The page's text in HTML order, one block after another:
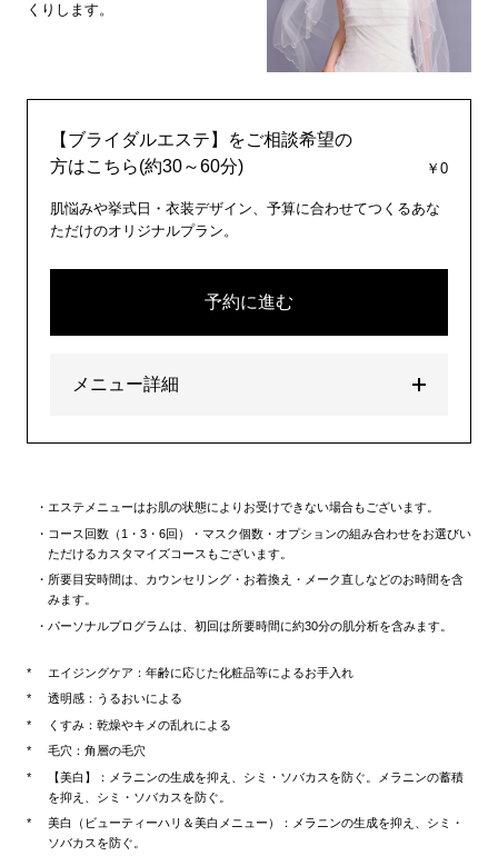
くりします。
【ブライダルエステ】をご相談希望の
方はこちら(約30～60分)
￥0
肌悩みや挙式日・衣装デザイン、予算に合わせてつくるあな
ただけのオリジナルプラン。
予約に進む
メニュー詳細
エステメニューはお肌の状態によりお受けできない場合もございます。
コース回数（1・3・6回）・マスク個数・オプションの組み合わせをお選びい
ただけるカスタマイズコースもございます。
所要目安時間は、カウンセリング・お着換え・メーク直しなどのお時間を含
みます。
パーソナルプログラムは、初回は所要時間に約30分の肌分析を含みます。
エイジングケア：年齢に応じた化粧品等によるお手入れ
透明感：うるおいによる
くすみ：乾燥やキメの乱れによる
毛穴：角層の毛穴
【美白】：メラニンの生成を抑え、シミ・ソバカスを防ぐ。メラニンの蓄積
を抑え、シミ・ソバカスを防ぐ。
美白（ビューティーハリ＆美白メニュー）：メラニンの生成を抑え、シミ・
ソバカスを防ぐ。